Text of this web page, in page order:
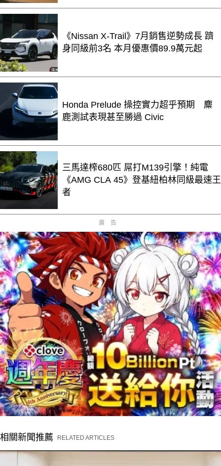
《Nissan X-Trail》7月銷售逆勢成長 躋
身同級前3名 本月優惠價89.9萬元起
Honda Prelude 操控實力超乎預期 麋
鹿測試表現甚至勝過 Civic
三馬達榨680匹 屌打M139引擎！純電
《AMG CLA 45》登基紐柏林同級最速王
者
廣告
相關新聞推薦 RELATED ARTICLES